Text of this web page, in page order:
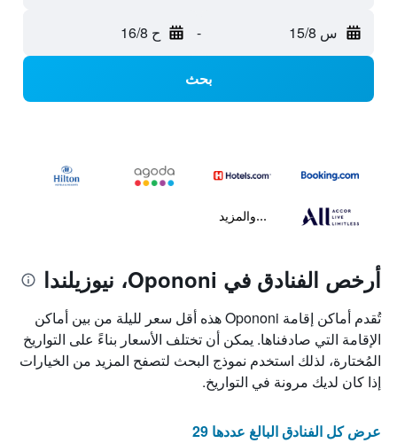
س 15/8 - ح 16/8
بحث
...والمزيد
أرخص الفنادق في Opononi، نيوزيلندا
تُقدم أماكن إقامة Opononi هذه أقل سعر لليلة من بين أماكن
الإقامة التي صادفناها. يمكن أن تختلف الأسعار بناءً على التواريخ
المُختارة، لذلك استخدم نموذج البحث لتصفح المزيد من الخيارات
إذا كان لديك مرونة في التواريخ.
عرض كل الفنادق البالغ عددها 29